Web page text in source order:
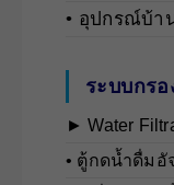
• อุปกรณ์บ้า
ระบบกรอ
► Water
• ตู้กดน้ำดื่มอั